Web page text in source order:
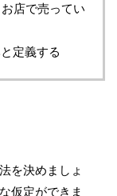
店で売ってい
定義する
を決めましょ
仮定ができま